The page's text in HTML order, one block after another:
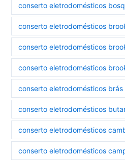
conserto eletrodomésticos
conserto eletrodomésticos
conserto eletrodomésticos
conserto eletrodomésticos
conserto eletrodomésticos brás
conserto eletrodomésticos
conserto eletrodomésticos
conserto eletrodomésticos